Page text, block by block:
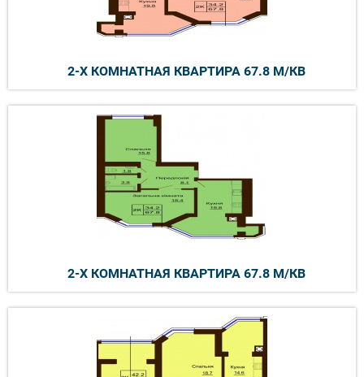
2-Х КОМНАТНАЯ КВАРТИРА 67.8 М/КВ
2-Х КОМНАТНАЯ КВАРТИРА 67.8 М/КВ